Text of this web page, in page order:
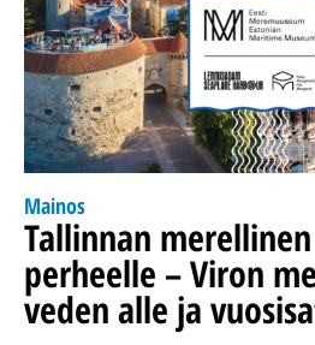
Mainos
Tallinnan
perheelle – Viron
veden alle ja